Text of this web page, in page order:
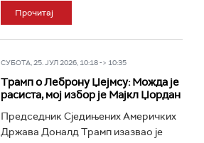
Прочитај
СУБОТА, 25. ЈУЛ 2026, 10:18 -> 10:35
Трамп о Леброну Џејмсу: Можда је
расиста, мој избор је Мајкл Џордан
Председник Сједињених Америчких
Држава Доналд Трамп изазвао је